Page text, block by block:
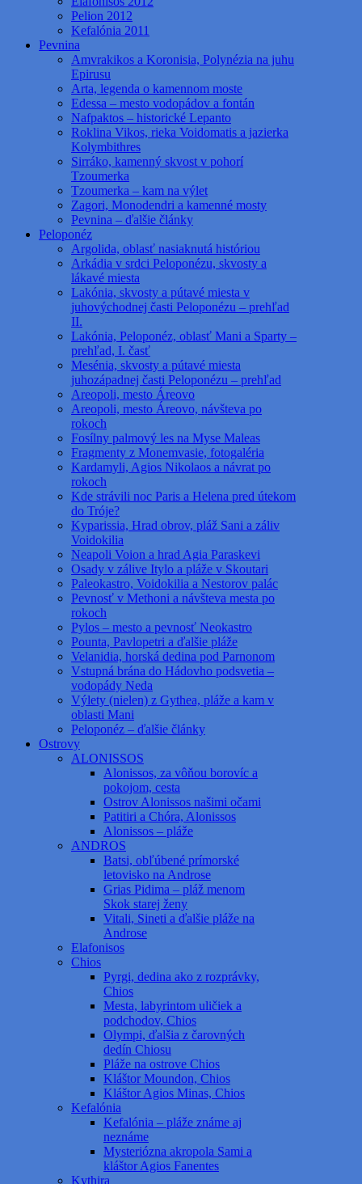
Pelion 2012
Kefalónia 2011
Pevnina
Amvrakikos a Koronisia, Polynézia na juhu
Epirusu
Arta, legenda o kamennom moste
Edessa – mesto vodopádov a fontán
Nafpaktos – historické Lepanto
Roklina Vikos, rieka Voidomatis a jazierka
Kolymbithres
Sirráko, kamenný skvost v pohorí
Tzoumerka
Tzoumerka – kam na výlet
Zagori, Monodendri a kamenné mosty
Pevnina – ďalšie články
Peloponéz
Argolida, oblasť nasiaknutá históriou
Arkádia v srdci Peloponézu, skvosty a
lákavé miesta
Lakónia, skvosty a pútavé miesta v
juhovýchodnej časti Peloponézu – prehľad
II.
Lakónia, Peloponéz, oblasť Mani a Sparty –
prehľad, I. časť
Mesénia, skvosty a pútavé miesta
juhozápadnej časti Peloponézu – prehľad
Areopoli, mesto Áreovo
Areopoli, mesto Áreovo, návšteva po
rokoch
Fosílny palmový les na Myse Maleas
Fragmenty z Monemvasie, fotogaléria
Kardamyli, Agios Nikolaos a návrat po
rokoch
Kde strávili noc Paris a Helena pred útekom
do Tróje?
Kyparissia, Hrad obrov, pláž Sani a záliv
Voidokilia
Neapoli Voion a hrad Agia Paraskevi
Osady v zálive Itylo a pláže v Skoutari
Paleokastro, Voidokilia a Nestorov palác
Pevnosť v Methoni a návšteva mesta po
rokoch
Pylos – mesto a pevnosť Neokastro
Pounta, Pavlopetri a ďalšie pláže
Velanidia, horská dedina pod Parnonom
Vstupná brána do Hádovho podsvetia –
vodopády Neda
Výlety (nielen) z Gythea, pláže a kam v
oblasti Mani
Peloponéz – ďalšie články
Ostrovy
ALONISSOS
Alonissos, za vôňou borovíc a
pokojom, cesta
Ostrov Alonissos našimi očami
Patitiri a Chóra, Alonissos
Alonissos – pláže
ANDROS
Batsi, obľúbené prímorské
letovisko na Androse
Grias Pidima – pláž menom
Skok starej ženy
Vitali, Sineti a ďalšie pláže na
Androse
Elafonisos
Chios
Pyrgi, dedina ako z rozprávky,
Chios
Mesta, labyrintom uličiek a
podchodov, Chios
Olympi, ďalšia z čarovných
dedín Chiosu
Pláže na ostrove Chios
Kláštor Moundon, Chios
Kláštor Agios Minas, Chios
Kefalónia
Kefalónia – pláže známe aj
neznáme
Mysteriózna akropola Sami a
kláštor Agios Fanentes
Kythira